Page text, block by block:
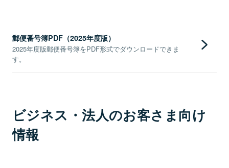
郵便番号簿PDF（2025年度版）
2025年度版郵便番号簿をPDF形式でダウンロードできま
す。
ビジネス・法人のお客さま向け
情報